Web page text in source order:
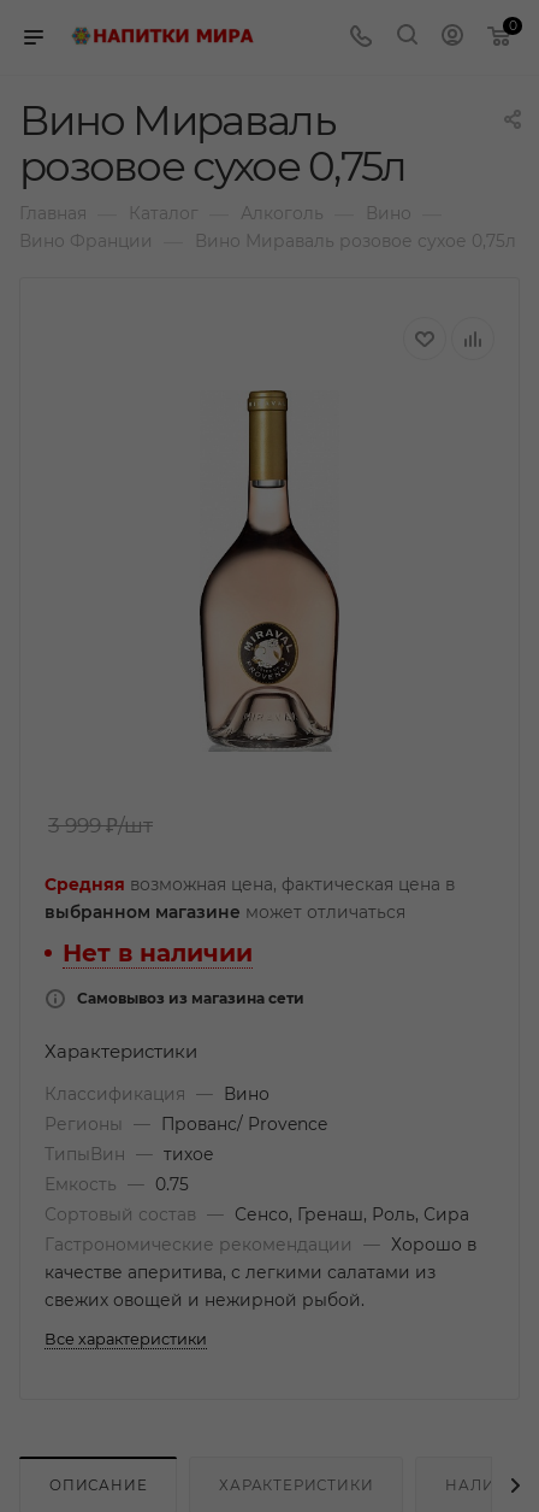
0
Вино Мираваль
розовое сухое 0,75л
Главная Каталог Алкоголь Вино
Вино Франции Вино Мираваль розовое сухое 0,75л
3 999 ₽/шт
Средняя возможная цена, фактическая цена в
выбранном магазине может отличаться
Нет в наличии
Самовывоз из магазина сети
Характеристики
Классификация —
Вино
Регионы
—
Прованс/ Provence
ТипыВин
— тихое
Емкость
—
0.75
Сортовый состав
—
Сенсо, Гренаш, Роль, Сира
Гастрономические рекомендации
—
Хорошо в
качестве аперитива, с легкими салатами из
свежих овощей и нежирной рыбой.
Все характеристики
ОПИСАНИЕ ХАРАКТЕРИСТИКИ НАЛИЧИЕ